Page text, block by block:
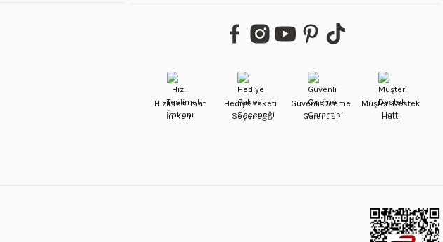
Hızlı Teslimat
İmkanı
Hediye Paketi
Seçeneği
Güvenli Ödeme
Garantisi
Müşteri Destek
Hattı